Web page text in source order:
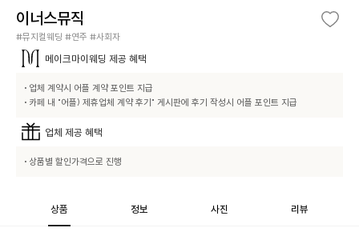
이너스뮤직
#뮤지컬웨딩 #연주 #사회자
메이크마이웨딩 제공 혜택
• 업체 계약시 어플 계약 포인트 지급
• 카페 내 "어플) 제휴업체 계약 후기" 게시판에 후기 작성시 어플 포인트 지급
업체 제공 혜택
• 상품별 할인가격으로 진행
상품 정보 사진 리뷰